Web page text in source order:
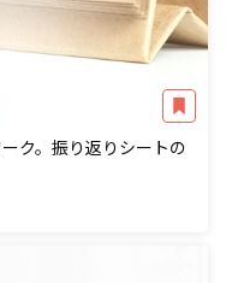
ク。振り返りシートの